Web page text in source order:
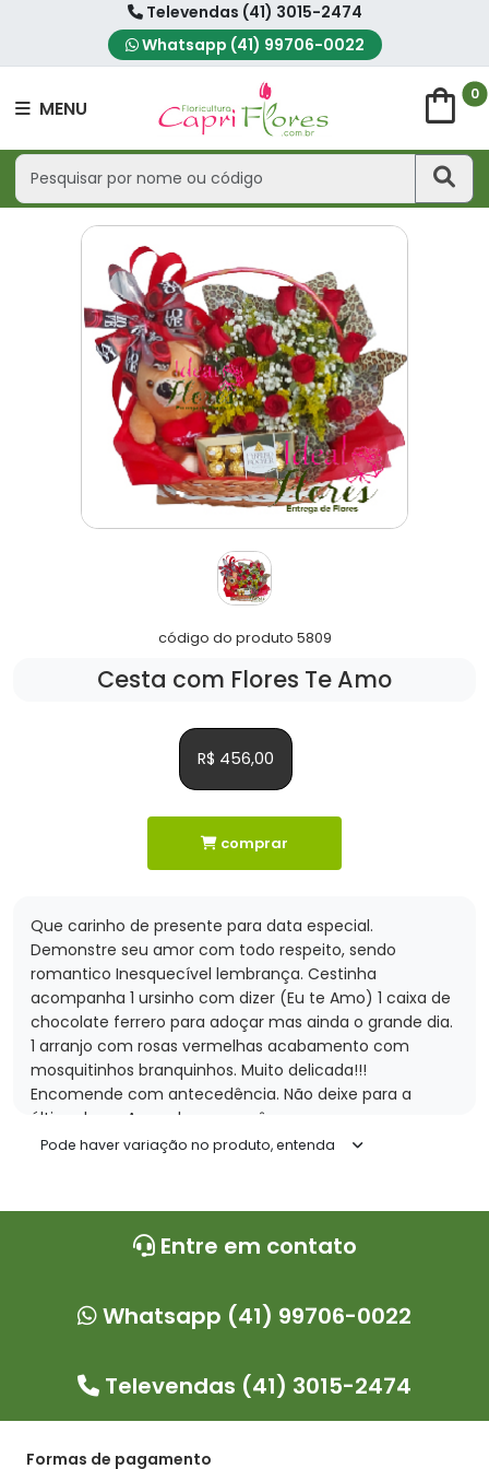
Televendas (41) 3015-2474
Whatsapp (41) 99706-0022
MENU shopping_bag 0
código do produto 5809
Cesta com Flores Te Amo
R$ 456,00
comprar
Que carinho de presente para data especial.
Demonstre seu amor com todo respeito, sendo
romantico Inesquecível lembrança. Cestinha
acompanha 1 ursinho com dizer (Eu te Amo) 1 caixa de
chocolate ferrero para adoçar mas ainda o grande dia.
1 arranjo com rosas vermelhas acabamento com
mosquitinhos branquinhos. Muito delicada!!!
Encomende com antecedência. Não deixe para a
última hora. Aguardamos você.
Pode haver variação no produto, entenda
Entre em contato
Whatsapp (41) 99706-0022
Televendas (41) 3015-2474
Formas de pagamento